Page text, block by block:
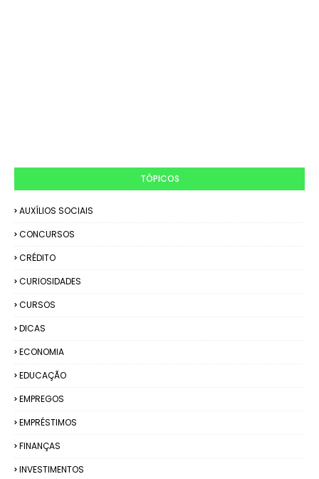
TÓPICOS
AUXÍLIOS SOCIAIS
CONCURSOS
CRÉDITO
CURIOSIDADES
CURSOS
DICAS
ECONOMIA
EDUCAÇÃO
EMPREGOS
EMPRÉSTIMOS
FINANÇAS
INVESTIMENTOS